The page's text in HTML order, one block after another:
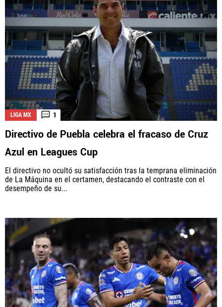
LIGA MX 1
Directivo de Puebla celebra el fracaso de Cruz
Azul en Leagues Cup
El directivo no ocultó su satisfacción tras la temprana eliminación
de La Máquina en el certamen, destacando el contraste con el
desempeño de su...